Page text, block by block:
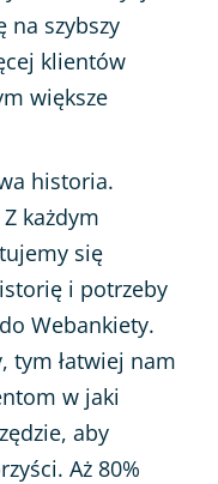
na szybszy
klientów
większe
historia.
każdym
się
i potrzeby
Webankiety.
tym łatwiej nam
w jaki
aby
Aż 80%